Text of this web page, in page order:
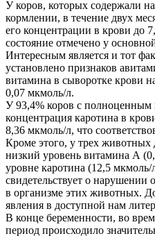
У коров, которых содержали
кормлении, в течение двух
его концентрации в крови до
состояние отмечено у
Интересным является и тот
установлено признаков
витамина в сыворотке крови
0,07 мкмоль/л.
У 93,4% коров с полноценным
концентрация каротина в
8,36 мкмоль/л, что
Кроме этого, у трех животных
низкий уровень витамина А
уровне каротина (12,5 мкмоль/
свидетельствует о
в организме этих животных.
явления в доступной нам
В конце беременности, во
период происходило